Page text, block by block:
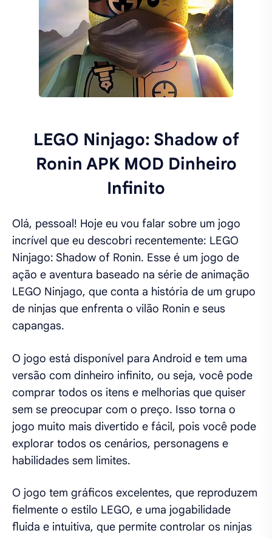
LEGO Ninjago: Shadow of
Ronin APK MOD Dinheiro
Infinito
Olá, pessoal! Hoje eu vou falar sobre um jogo
incrível que eu descobri recentemente: LEGO
Ninjago: Shadow of Ronin. Esse é um jogo de
ação e aventura baseado na série de animação
LEGO Ninjago, que conta a história de um grupo
de ninjas que enfrenta o vilão Ronin e seus
capangas.
O jogo está disponível para Android e tem uma
versão com dinheiro infinito, ou seja, você pode
comprar todos os itens e melhorias que quiser
sem se preocupar com o preço. Isso torna o
jogo muito mais divertido e fácil, pois você pode
explorar todos os cenários, personagens e
habilidades sem limites.
O jogo tem gráficos excelentes, que reproduzem
fielmente o estilo LEGO, e uma jogabilidade
fluida e intuitiva, que permite controlar os ninjas